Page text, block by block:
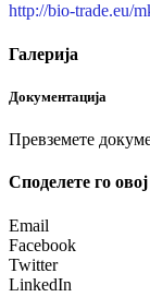
http://bio-trade.eu/
Галерија
Документација
Превземете
Споделeте го
Email
Facebook
Twitter
LinkedIn